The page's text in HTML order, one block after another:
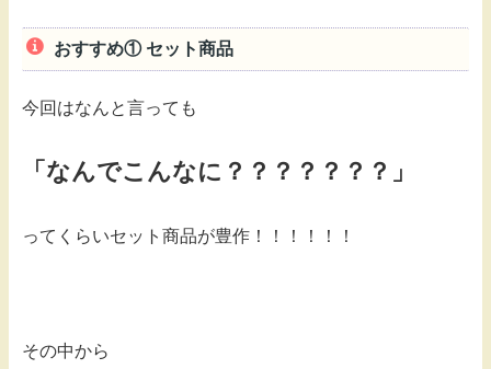
おすすめ① セット商品
今回はなんと言っても
「なんでこんなに？？？？？？？」
ってくらいセット商品が豊作！！！！！！
その中から